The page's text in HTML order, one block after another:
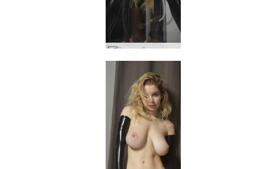
मिला एक गीला सपना #12